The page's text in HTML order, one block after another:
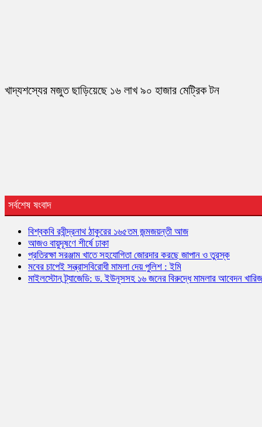
খাদ্যশস্যের মজুত ছাড়িয়েছে ১৬ লাখ ৯০ হাজার মেট্রিক টন
সর্বশেষ ষংবাদ
বিশ্বকবি রবীন্দ্রনাথ ঠাকুরের ১৬৫তম জন্মজয়ন্তী আজ
আজও বায়ুদূষণে শীর্ষে ঢাকা
প্রতিরক্ষা সরঞ্জাম খাতে সহযোগিতা জোরদার করছে জাপান ও তুরস্ক
মবের চাপেই সন্ত্রাসবিরোধী মামলা দেয় পুলিশ : ইমি
মাইলস্টোন ট্র্যাজেডি: ড. ইউনূসসহ ১৬ জনের বিরুদ্ধে মামলার আবেদন খারিজ